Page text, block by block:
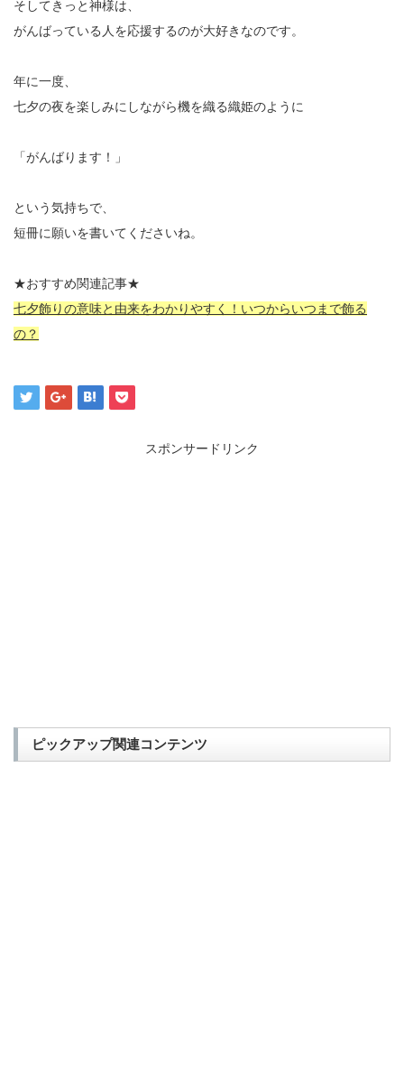
そしてきっと神様は、
がんばっている人を応援するのが大好きなのです。
年に一度、
七夕の夜を楽しみにしながら機を織る織姫のように
「がんばります！」
という気持ちで、
短冊に願いを書いてくださいね。
★おすすめ関連記事★
七夕飾りの意味と由来をわかりやすく！いつからいつまで飾る
の？
スポンサードリンク
ピックアップ関連コンテンツ